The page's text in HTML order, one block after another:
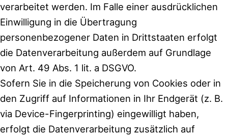
verarbeitet werden. Im Falle einer ausdrücklichen
Einwilligung in die Übertragung
personenbezogener Daten in Drittstaaten erfolgt
die Datenverarbeitung außerdem auf Grundlage
von Art. 49 Abs. 1 lit. a DSGVO.
Sofern Sie in die Speicherung von Cookies oder in
den Zugriff auf Informationen in Ihr Endgerät (z. B.
via Device-Fingerprinting) eingewilligt haben,
erfolgt die Datenverarbeitung zusätzlich auf